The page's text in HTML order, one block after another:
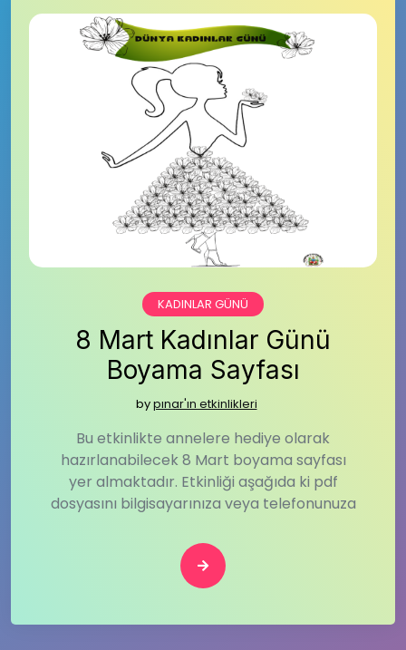
KADINLAR GÜNÜ
8 Mart Kadınlar Günü
Boyama Sayfası
bypınar'ın etkinlikleri
Bu etkinlikte annelere hediye olarak
hazırlanabilecek 8 Mart boyama sayfası
yer almaktadır. Etkinliği aşağıda ki pdf
dosyasını bilgisayarınıza veya telefonunuza